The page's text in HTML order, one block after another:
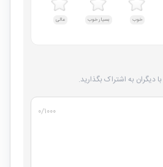
خوب بسیار خوب عالی
دیگران به اشتراک بگذارید.
۰/۱۰۰۰